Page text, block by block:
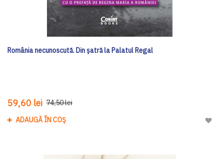
România necunoscută. Din șatră la Palatul Regal
59,60 lei 74,50 lei
ADAUGĂ ÎN COȘ